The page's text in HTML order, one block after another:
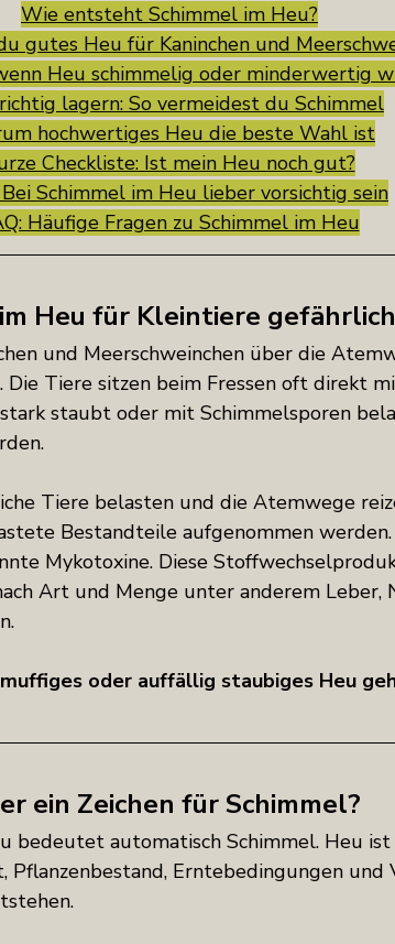
Wie entsteht Schimmel im Heu?
gutes Heu für Kaninchen und
Heu schimmelig oder minderwertig
lagern: So vermeidest du Schimmel
hochwertiges Heu die beste Wahl ist
Checkliste: Ist mein Heu noch gut?
Bei Schimmel im Heu lieber vorsichtig sein
Häufige Fragen zu Schimmel im Heu
Heu für Kleintiere
und Meerschweinchen über die
Tiere sitzen beim Fressen oft direkt
staubt oder mit Schimmelsporen
Tiere belasten und die Atemwege
Bestandteile aufgenommen werden.
Mykotoxine. Diese
Art und Menge unter anderem Leber,
oder auffällig staubiges Heu
ein Zeichen für Schimmel?
bedeutet automatisch Schimmel. Heu ist
Pflanzenbestand, Erntebedingungen und